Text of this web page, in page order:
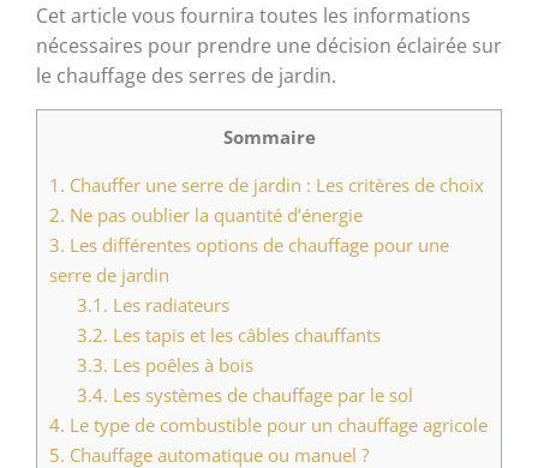
Cet article vous fournira toutes les informations
nécessaires pour prendre une décision éclairée sur
le chauffage des serres de jardin.
Sommaire
1. Chauffer une serre de jardin : Les critères de choix
2. Ne pas oublier la quantité d’énergie
3. Les différentes options de chauffage pour une
serre de jardin
3.1. Les radiateurs
3.2. Les tapis et les câbles chauffants
3.3. Les poêles à bois
3.4. Les systèmes de chauffage par le sol
4. Le type de combustible pour un chauffage agricole
5. Chauffage automatique ou manuel ?